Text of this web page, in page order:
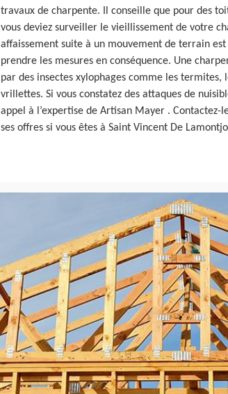
travaux de charpente. Il conseille que pour des
vous deviez surveiller le vieillissement de votre
affaissement suite à un mouvement de terrain est
prendre les mesures en conséquence. Une
par des insectes xylophages comme les termites,
vrillettes. Si vous constatez des attaques de
appel à l’expertise de Artisan Mayer . Contactez-
ses offres si vous êtes à Saint Vincent De